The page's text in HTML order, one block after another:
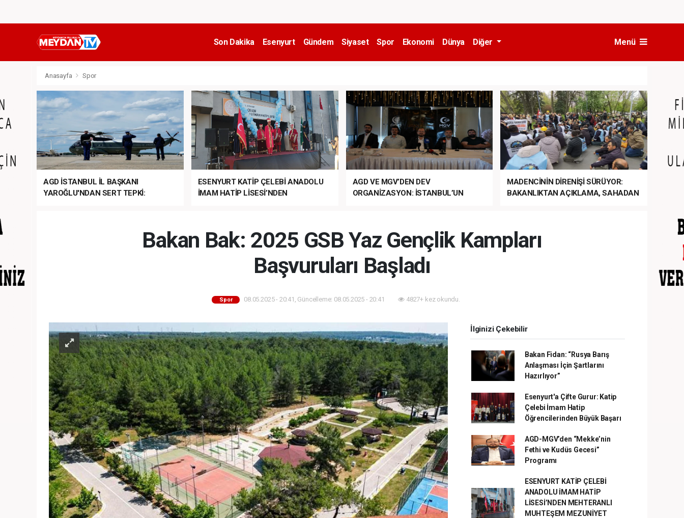
Son Dakika Esenyurt Gündem Siyaset Spor Ekonomi Dünya Diğer Menü
Anasayfa Spor
AGD İSTANBUL İL BAŞKANI
YAROĞLU'NDAN SERT TEPKİ:
ESENYURT KATİP ÇELEBİ ANADOLU
İMAM HATİP LİSESİ’NDEN
AGD VE MGV’DEN DEV
ORGANİZASYON: İSTANBUL’UN
MADENCİNİN DİRENİŞİ SÜRÜYOR:
BAKANLIKTAN AÇIKLAMA, SAHADAN
Bakan Bak: 2025 GSB Yaz Gençlik Kampları
Başvuruları Başladı
Spor 08.05.2025 - 20:41, Güncelleme: 08.05.2025 - 20:41 4827+ kez okundu.
İlginizi Çekebilir
Bakan Fidan: “Rusya Barış
Anlaşması İçin Şartlarını
Hazırlıyor”
Esenyurt'a Çifte Gurur: Katip
Çelebi İmam Hatip
Öğrencilerinden Büyük Başarı
AGD-MGV’den “Mekke’nin
Fethi ve Kudüs Gecesi”
Programı
ESENYURT KATİP ÇELEBİ
ANADOLU İMAM HATİP
LİSESİ’NDEN MEHTERANLI
MUHTEŞEM MEZUNİYET